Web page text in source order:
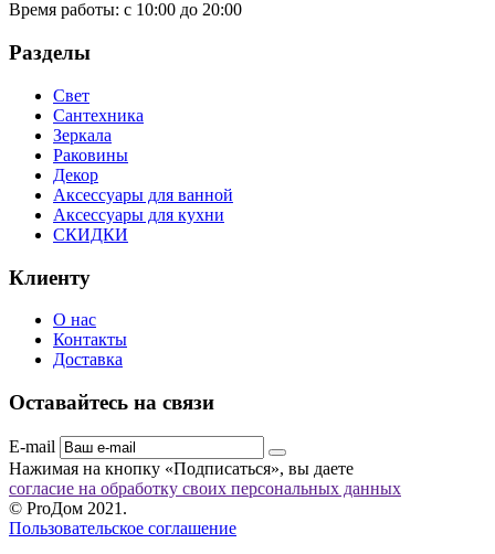
Время работы: с 10:00 до 20:00
Разделы
Свет
Сантехника
Зеркала
Раковины
Декор
Аксессуары для ванной
Аксессуары для кухни
СКИДКИ
Клиенту
О нас
Контакты
Доставка
Оставайтесь на связи
E-mail
Нажимая на кнопку «Подписаться», вы даете
согласие на обработку своих персональных данных
© ProДом 2021.
Пользовательское соглашение